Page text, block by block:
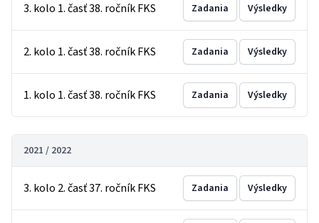
3. kolo 1. časť 38. ročník FKS Zadania Výsledky
2. kolo 1. časť 38. ročník FKS Zadania Výsledky
1. kolo 1. časť 38. ročník FKS Zadania Výsledky
2021 / 2022
3. kolo 2. časť 37. ročník FKS Zadania Výsledky